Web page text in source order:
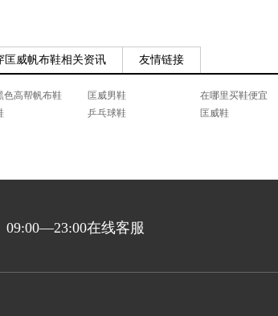
匡威帆布鞋相关资讯 友情链接
色高帮帆布鞋 匡威男鞋 在哪里买鞋便宜
乒乓球鞋 匡威鞋
09:00—23:00在线客服